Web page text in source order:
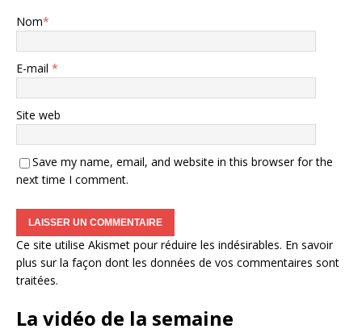
Nom*
E-mail *
Site web
Save my name, email, and website in this browser for the
next time I comment.
Ce site utilise Akismet pour réduire les indésirables. En savoir
plus sur la façon dont les données de vos commentaires sont
traitées.
La vidéo de la semaine